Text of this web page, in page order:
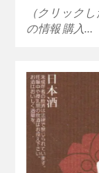
（クリック
の情報 購入…